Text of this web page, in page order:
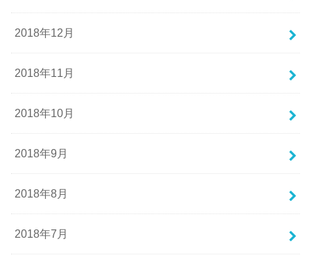
2018年12月
2018年11月
2018年10月
2018年9月
2018年8月
2018年7月